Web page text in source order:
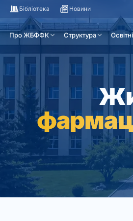
Бібліотека Новини
Про ЖБФФК Структура